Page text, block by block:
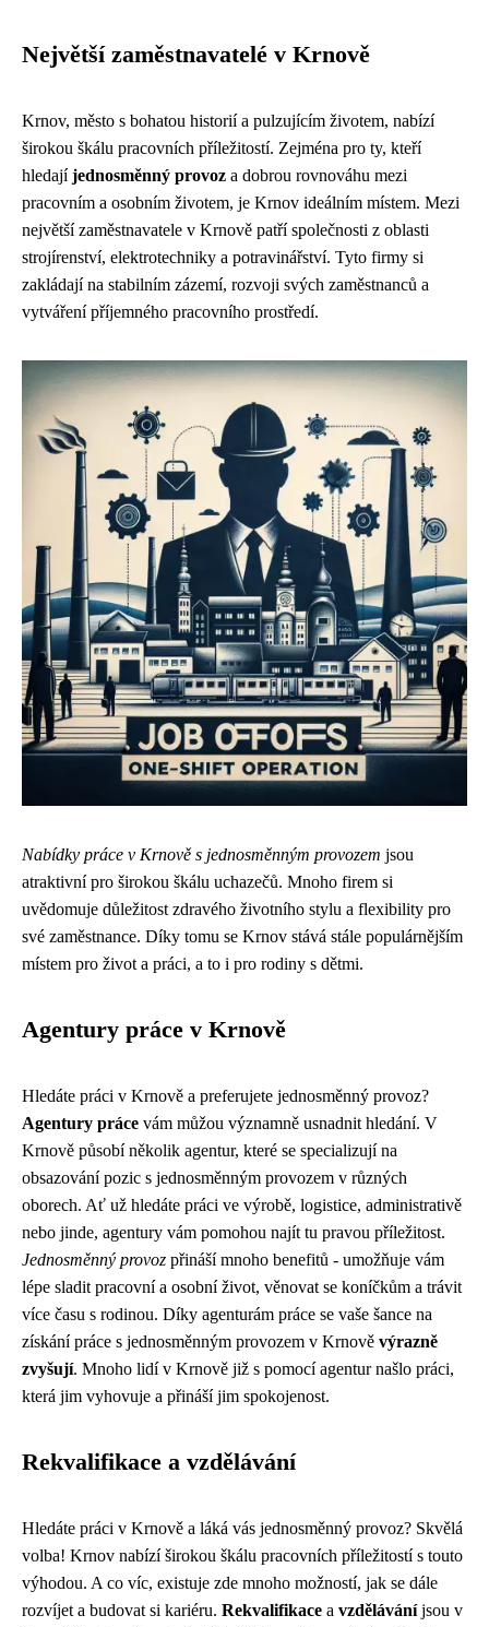
Největší zaměstnavatelé v Krnově
Krnov, město s bohatou historií a pulzujícím životem, nabízí
širokou škálu pracovních příležitostí. Zejména pro ty, kteří
hledajíjednosměnný provoz a dobrou rovnováhu mezi
pracovním a osobním životem, je Krnov ideálním místem. Mezi
největší zaměstnavatele v Krnově patří společnosti z oblasti
strojírenství, elektrotechniky a potravinářství. Tyto firmy si
zakládají na stabilním zázemí, rozvoji svých zaměstnanců a
vytváření příjemného pracovního prostředí.
Nabídky práce v Krnově s jednosměnným provozem jsou
atraktivní pro širokou škálu uchazečů. Mnoho firem si
uvědomuje důležitost zdravého životního stylu a flexibility pro
své zaměstnance. Díky tomu se Krnov stává stále populárnějším
místem pro život a práci, a to i pro rodiny s dětmi.
Agentury práce v Krnově
Hledáte práci v Krnově a preferujete jednosměnný provoz?
Agentury práce vám můžou významně usnadnit hledání. V
Krnově působí několik agentur, které se specializují na
obsazování pozic s jednosměnným provozem v různých
oborech. Ať už hledáte práci ve výrobě, logistice, administrativě
nebo jinde, agentury vám pomohou najít tu pravou příležitost.
Jednosměnný provoz přináší mnoho benefitů - umožňuje vám
lépe sladit pracovní a osobní život, věnovat se koníčkům a trávit
více času s rodinou. Díky agenturám práce se vaše šance na
získání práce s jednosměnným provozem v Krnově výrazně
zvyšují. Mnoho lidí v Krnově již s pomocí agentur našlo práci,
která jim vyhovuje a přináší jim spokojenost.
Rekvalifikace a vzdělávání
Hledáte práci v Krnově a láká vás jednosměnný provoz? Skvělá
volba! Krnov nabízí širokou škálu pracovních příležitostí s touto
výhodou. A co víc, existuje zde mnoho možností, jak se dále
rozvíjet a budovat si kariéru. Rekvalifikace a vzděláváníjsou v